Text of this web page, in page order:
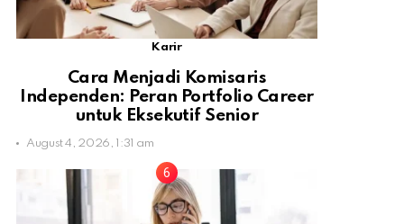
Karir
Cara Menjadi Komisaris
Independen: Peran Portfolio Career
untuk Eksekutif Senior
August 4, 2026, 1:31 am